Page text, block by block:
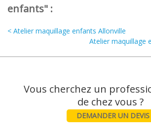
enfants" :
< Atelier maquillage enfants Allonville
Atelier maquillage
Vous cherchez un
DEMANDER UN DEVIS